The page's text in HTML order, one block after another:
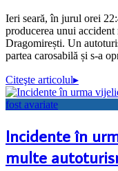
Ieri seară, în jurul orei
producerea unui
Dragomirești. Un
partea carosabilă și s-a
Citeşte articolul▸
Incidente în
multe